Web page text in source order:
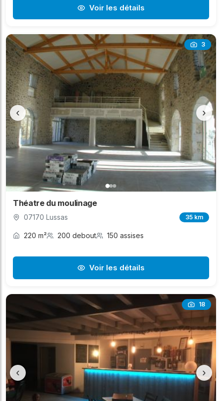
Voir les détails
3
‹ ›
Théatre du moulinage
07170 Lussas 35 km
220 m² 200 debout 150 assises
Voir les détails
18
‹ ›